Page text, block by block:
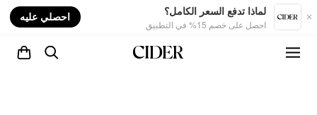
لماذا تدفع السعر الكامل؟
احصل على خصم 15% في التطبيق
احصلي عليه